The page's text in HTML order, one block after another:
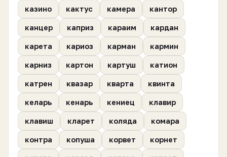
казино кактус камера кантор
канцер каприз караим кардан
карета кариоз карман кармин
карниз картон картуш катион
катрен квазар кварта квинта
келарь кенарь кениец клавир
клавиш кларет коляда комара
контра копуша корвет корнет